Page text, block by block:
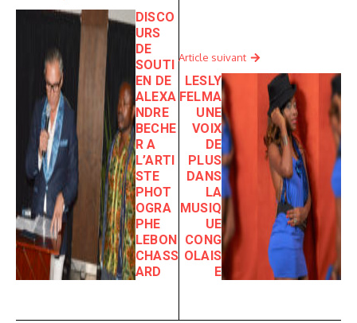
DISCO
URS
DE
SOUTI
EN DE
ALEXA
NDRE
BECHE
R A
L’ARTI
STE
PHOT
OGRA
PHE
LEBON
CHASS
ARD
Article suivant
LESLY
FELMA
UNE
VOIX
DE
PLUS
DANS
LA
MUSIQ
UE
CONG
OLAIS
E